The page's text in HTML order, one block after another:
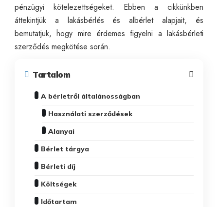
pénzügyi kötelezettségeket. Ebben a cikkünkben
áttekintjük a lakásbérlés és albérlet alapjait, és
bemutatjuk, hogy mire érdemes figyelni a lakásbérleti
szerződés megkötése során.
Tartalom
A bérletről általánosságban
Használati szerződések
Alanyai
Bérlet tárgya
Bérleti díj
Költségek
Időtartam